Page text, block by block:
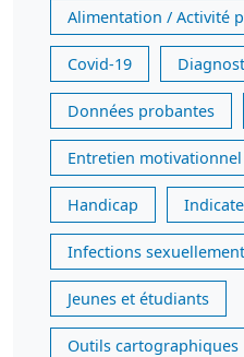
Alimentation / Activité
Covid-19
Données probantes
Entretien motivationnel
Handicap
Infections
Jeunes et étudiants
Outils cartographiques